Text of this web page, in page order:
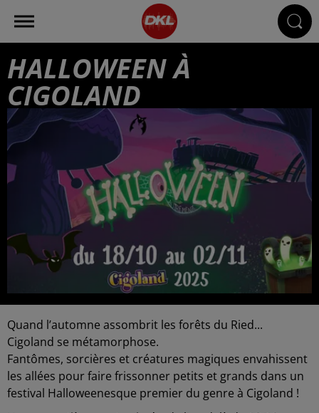
HALLOWEEN À
CIGOLAND
Quand l’automne assombrit les forêts du Ried...
Cigoland se métamorphose.
Fantômes, sorcières et créatures magiques envahissent
les allées pour faire frissonner petits et grands dans un
festival Halloweenesque premier du genre à Cigoland !